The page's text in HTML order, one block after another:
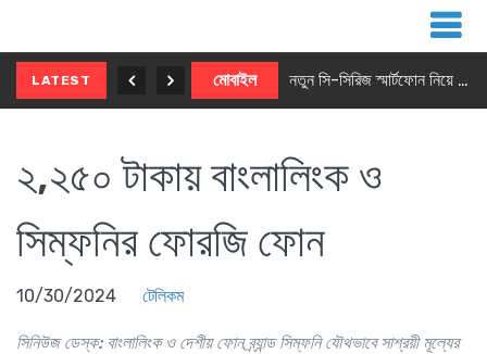
LATEST মোবাইল নতুন সি-সিরিজ স্মার্টফোন নিয়ে আসছে রিয়েলমি
২,২৫০ টাকায় বাংলালিংক ও
সিম্ফনির ফোরজি ফোন
10/30/2024 টেলিকম
সিনিউজ ডেস্ক:বাংলালিংক ও দেশীয় ফোন ব্র্যান্ড সিম্ফনি যৌথভাবে সাশ্রয়ী মূল্যের